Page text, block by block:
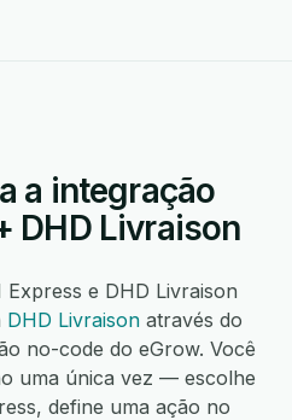
a integração
DHD Livraison
e DHD Livraison
DHD Livraison através do
no-code do eGrow. Você
uma única vez — escolhe
define uma ação no